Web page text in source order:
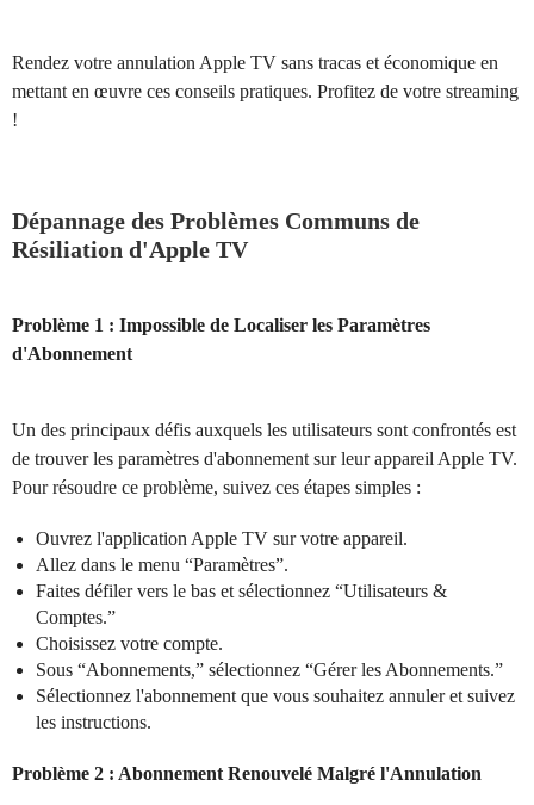
Rendez votre annulation Apple TV sans tracas et économique en
mettant en œuvre ces conseils pratiques. Profitez de votre streaming
!
Dépannage des Problèmes Communs de
Résiliation d'Apple TV
Problème 1 : Impossible de Localiser les Paramètres
d'Abonnement
Un des principaux défis auxquels les utilisateurs sont confrontés est
de trouver les paramètres d'abonnement sur leur appareil Apple TV.
Pour résoudre ce problème, suivez ces étapes simples :
Ouvrez l'application Apple TV sur votre appareil.
Allez dans le menu “Paramètres”.
Faites défiler vers le bas et sélectionnez “Utilisateurs &
Comptes.”
Choisissez votre compte.
Sous “Abonnements,” sélectionnez “Gérer les Abonnements.”
Sélectionnez l'abonnement que vous souhaitez annuler et suivez
les instructions.
Problème 2 : Abonnement Renouvelé Malgré l'Annulation